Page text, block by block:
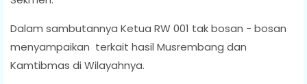
Dalam sambutannya Ketua RW 001 tak bosan - bosan
menyampaikan terkait hasil Musrembang dan
Kamtibmas di Wilayahnya.